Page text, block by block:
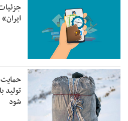
حمایت
تولید
شود